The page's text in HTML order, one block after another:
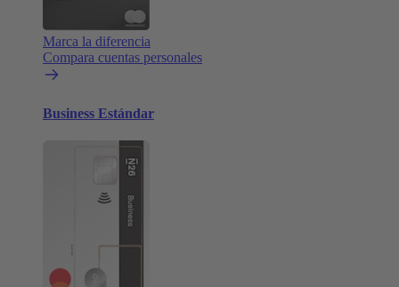
Marca la diferencia
Compara cuentas personales
Business Estándar